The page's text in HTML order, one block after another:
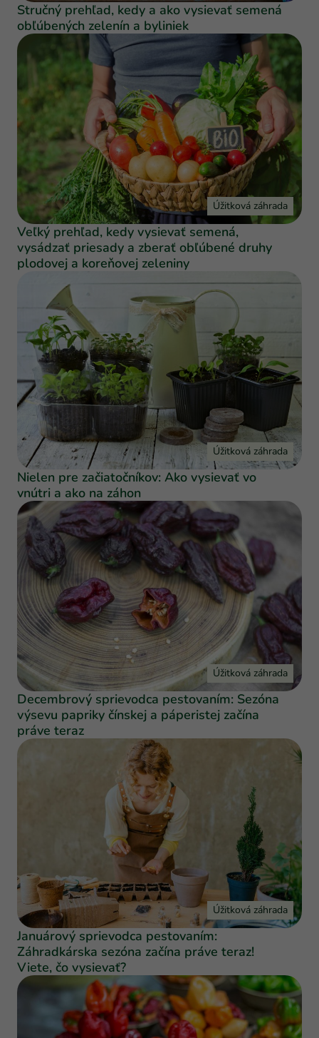
Stručný prehľad, kedy a ako vysievať semená
obľúbených zelenín a byliniek
Úžitková záhrada
Veľký prehľad, kedy vysievať semená,
vysádzať priesady a zberať obľúbené druhy
plodovej a koreňovej zeleniny
Úžitková záhrada
Nielen pre začiatočníkov: Ako vysievať vo
vnútri a ako na záhon
Úžitková záhrada
Decembrový sprievodca pestovaním: Sezóna
výsevu papriky čínskej a páperistej začína
práve teraz
Úžitková záhrada
Januárový sprievodca pestovaním:
Záhradkárska sezóna začína práve teraz!
Viete, čo vysievať?